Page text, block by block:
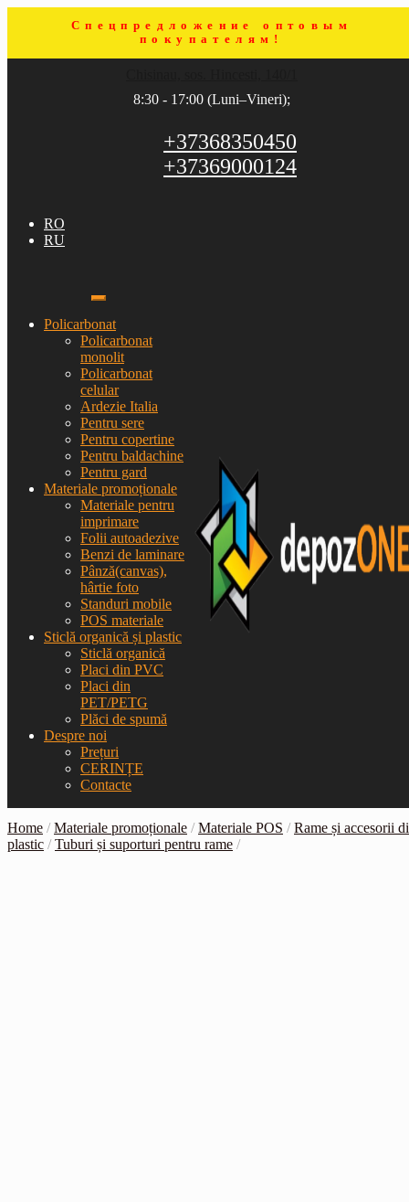
Спецпредложение оптовым
покупателям!
8:30 - 17:00 (Luni–Vineri);
+37368350450
+37369000124
RO
RU
Policarbonat
Policarbonat
monolit
Policarbonat
celular
Ardezie Italia
Pentru sere
Pentru copertine
Pentru baldachine
Pentru gard
Materiale promoționale
Materiale pentru
imprimare
Folii autoadezive
Benzi de laminare
Pânză(canvas),
hârtie foto
Standuri mobile
POS materiale
Sticlă organică și plastic
Sticlă organică
Placi din PVC
Placi din
PET/PETG
Plăci de spumă
Despre noi
Prețuri
CERINȚE
Contacte
Home /Materiale promoționale /Materiale POS /Rame și accesorii
plastic /Tuburi și suporturi pentru rame /